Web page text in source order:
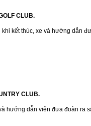
CLUB.
kết thúc, xe và hướng dẫn
CLUB.
hướng dẫn viên đưa đoàn ra